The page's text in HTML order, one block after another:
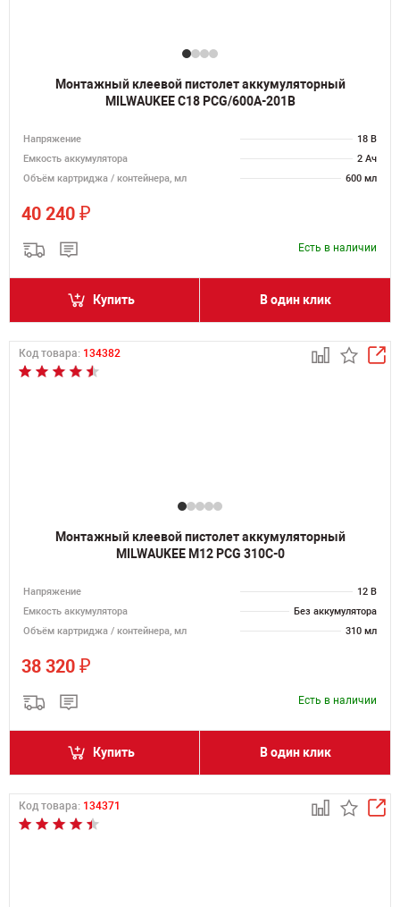
Монтажный клеевой пистолет аккумуляторный
MILWAUKEE C18 PCG/600A-201B
Напряжение
18 В
Емкость аккумулятора
2 Ач
Объём картриджа / контейнера, мл
600 мл
40 240 ₽
Есть в наличии
Купить В один клик
Код товара: 134382
Монтажный клеевой пистолет аккумуляторный
MILWAUKEE M12 PCG 310C-0
Напряжение
12 В
Емкость аккумулятора
Без аккумулятора
Объём картриджа / контейнера, мл
310 мл
38 320 ₽
Есть в наличии
Купить В один клик
Код товара: 134371